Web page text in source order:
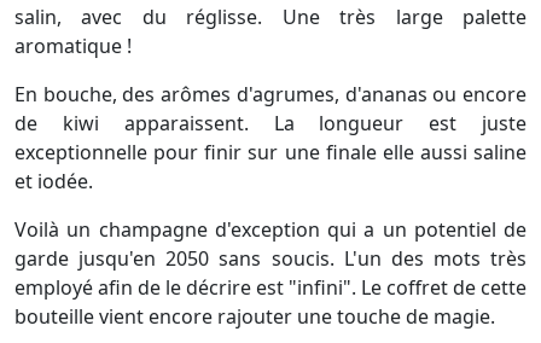
salin, avec du réglisse. Une très large palette
aromatique !
En bouche, des arômes d'agrumes, d'ananas ou encore
de kiwi apparaissent. La longueur est juste
exceptionnelle pour finir sur une finale elle aussi saline
et iodée.
Voilà un champagne d'exception qui a un potentiel de
garde jusqu'en 2050 sans soucis. L'un des mots très
employé afin de le décrire est "infini". Le coffret de cette
bouteille vient encore rajouter une touche de magie.